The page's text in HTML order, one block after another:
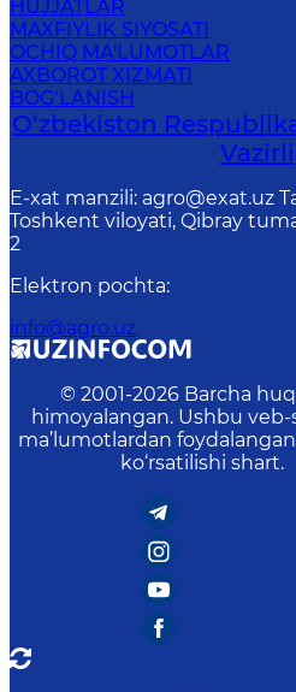
HUJJATLAR
MAXFIYLIK SIYOSATI
OCHIQ MA'LUMOTLAR
AXBOROT XIZMATI
BOG‘LANISH
O‘zbekiston
E-xat manzili: agro@exat.uz
Toshkent viloyati, Qibray
2
Elektron pochta:
info@agro.uz
© 2001-2026 Barcha
himoyalangan. Ushbu
ma’lumotlardan
ko‘rsatilishi shart.